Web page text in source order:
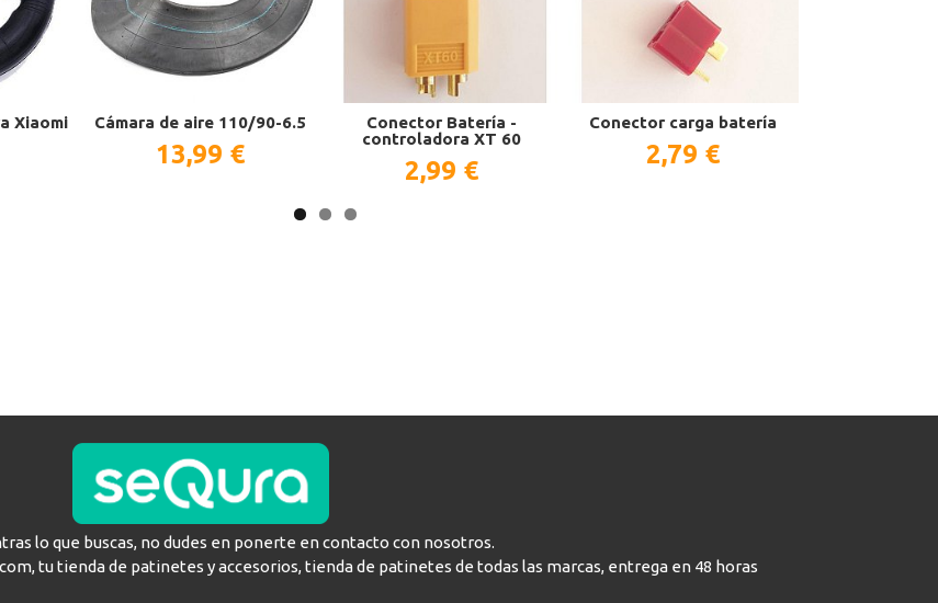
Xiaomi
Cámara de aire 110/90-6.5
13,99 €
Conector Batería -
controladora XT 60
2,99 €
Conector carga batería
2,79 €
lo que buscas, no dudes en ponerte en contacto con nosotros.
tu tienda de patinetes y accesorios, tienda de patinetes de todas las marcas, entrega en 48 horas